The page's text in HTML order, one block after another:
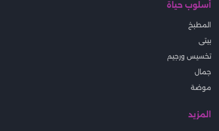
أسلوب حياة
المطبخ
بيتى
تخسيس ورجيم
جمال
موضة
المزيد